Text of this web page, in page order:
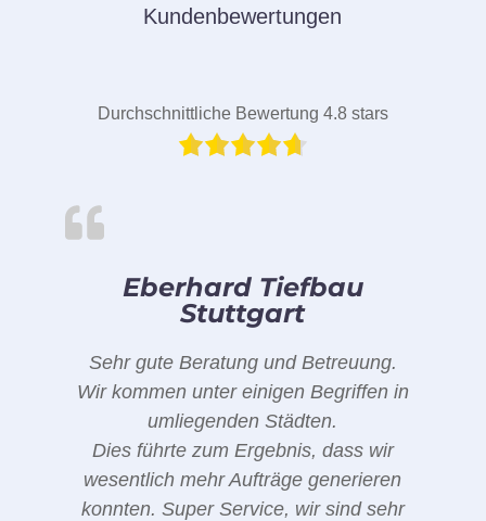
Kundenbewertungen
Durchschnittliche Bewertung 4.8 stars
Eberhard Tiefbau
Stuttgart
Sehr gute Beratung und Betreuung.
Wir kommen unter einigen Begriffen in
umliegenden Städten.
Dies führte zum Ergebnis, dass wir
wesentlich mehr Aufträge generieren
konnten. Super Service, wir sind sehr